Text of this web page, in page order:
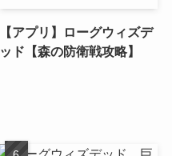
【アプリ】ローグウィズデ
ッド【森の防衛戦攻略】